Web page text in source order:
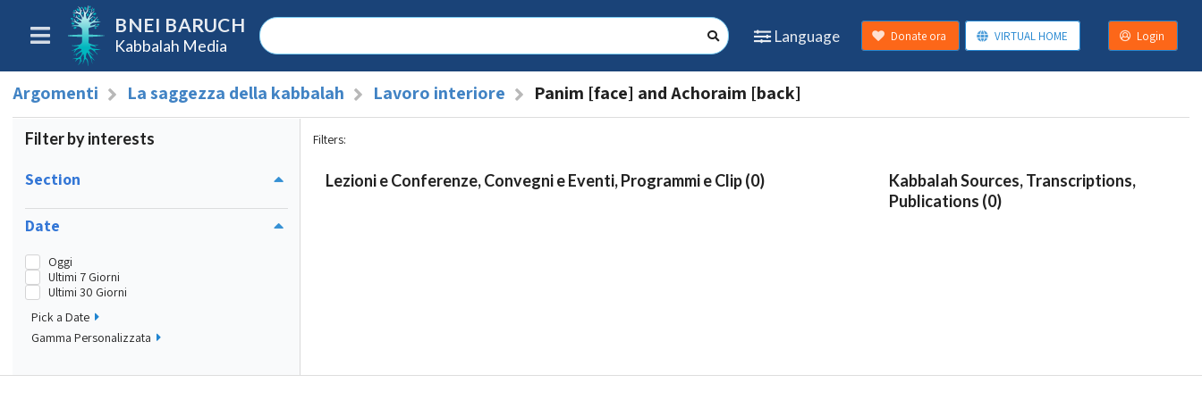
BNEI BARUCH
Kabbalah Media
Language Donate ora VIRTUAL HOME Login
Argomenti La saggezza della kabbalah Lavoro interiore Panim [face] and Achoraim [back]
Filter by interests
Section
Date
Oggi
Ultimi 7 Giorni
Ultimi 30 Giorni
Pick a Date
Gamma Personalizzata
Filters:
Lezioni e Conferenze, Convegni e Eventi, Programmi e Clip (0)
Kabbalah Sources, Transcriptions,
Publications (0)